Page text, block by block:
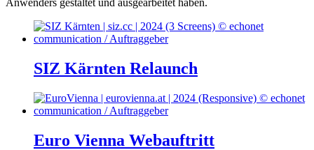
Anwenders gestaltet und ausgearbeitet haben.
SIZ Kärnten Relaunch
Euro Vienna Webauftritt